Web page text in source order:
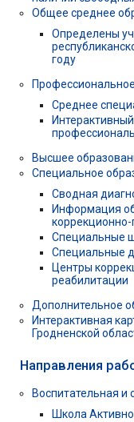
Общее среднее
Определены
году
Среднее
Высшее
Специальное
Сводная
Информация
Специальные
Специальные
Центры
реабилитации
Дополнительное
Интерактивная
Гродненской
Направления
Воспитательная и
Школа